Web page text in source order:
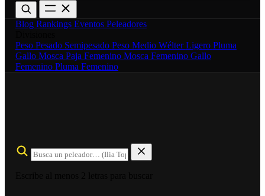
Blog Rankings Eventos Peleadores
Peso Pesado Semipesado Peso Medio WélterLigero Pluma
Gallo Mosca Paja Femenino Mosca Femenino Gallo
Femenino Pluma Femenino